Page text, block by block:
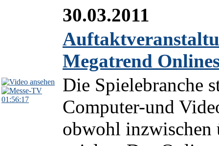
01:56:17
30.03.2011
Megatrend
Die Spielebranche
Computer-und
obwohl inzwischen